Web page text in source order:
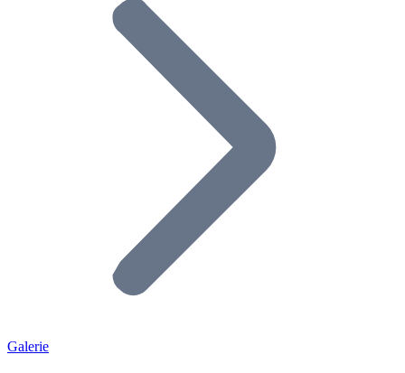
Galerie